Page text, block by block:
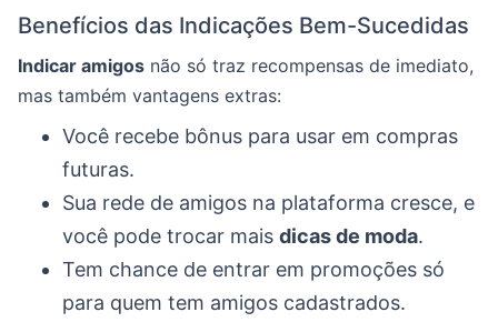
Benefícios das Indicações Bem-Sucedidas
Indicar amigos não só traz recompensas de imediato,
mas também vantagens extras:
Você recebe bônus para usar em compras
futuras.
Sua rede de amigos na plataforma cresce, e
você pode trocar mais dicas de moda.
Tem chance de entrar em promoções só
para quem tem amigos cadastrados.